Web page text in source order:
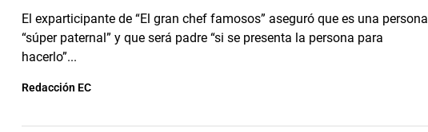
El exparticipante de “El gran chef famosos” aseguró que es una persona
“súper paternal” y que será padre “si se presenta la persona para
hacerlo”...
Redacción EC